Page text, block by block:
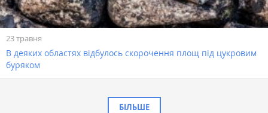
23 травня
В деяких областях відбулось скорочення площ під цукровим
буряком
БІЛЬШЕ